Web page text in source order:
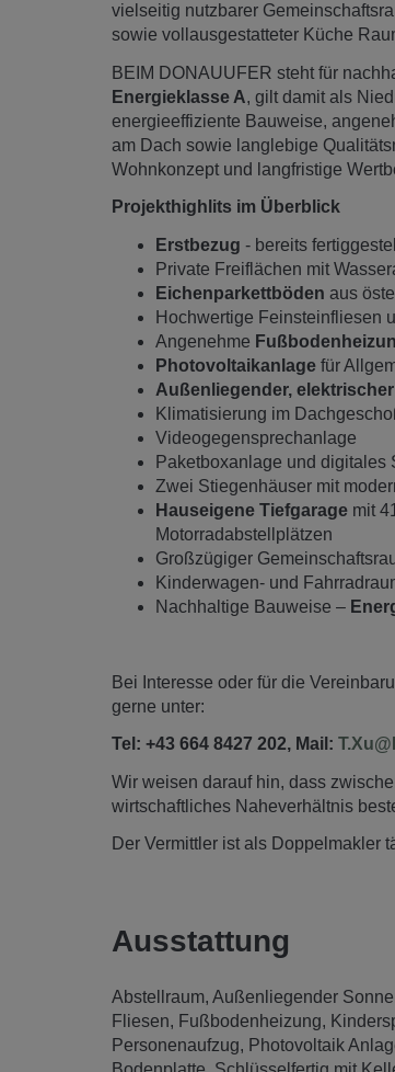
vielseitig nutzbarer
sowie vollausgestatteter Küche
BEIM DONAUUFER steht für
Energieklasse A, gilt damit als
energieeffiziente Bauweise,
am Dach sowie langlebige
Wohnkonzept und langfristige
Projekthighlits im Überblick
Erstbezug - bereits
Private Freiflächen mit
Eichenparkettböden aus
Hochwertige Feinsteinfliesen
Angenehme
Photovoltaikanlage für
Außenliegender,
Klimatisierung im
Videogegensprechanlage
Paketboxanlage und digitales
Zwei Stiegenhäuser mit
Hauseigene Tiefgarage mit
Motorradabstellplätzen
Großzügiger
Kinderwagen- und
Nachhaltige Bauweise –
Bei Interesse oder für die
gerne unter:
Tel: +43 664 8427 202, Mail:
Wir weisen darauf hin, dass
wirtschaftliches Naheverhältnis
Der Vermittler ist als Doppelmakler
Ausstattung
Abstellraum Außenliegender
Fliesen
Fußbodenheizung
Personenaufzug
Photovoltaik